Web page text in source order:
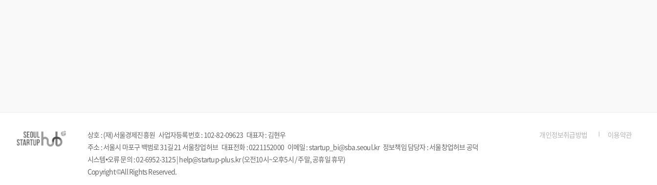
상호 : (재)서울경제진흥원 사업자등록번호 : 102-82-09623 대표자 : 김현우
주소 : 서울시 마포구 백범로 31길 21 서울창업허브 대표전화 : 0221152000 이메일 : startup_bi@sba.seoul.kr 정보책임 담당자 : 서울창업허브 공덕
시스템•오류 문의 : 02-6952-3125 | help@startup-plus.kr (오전10시~오후5시 / 주말, 공휴일 휴무)
Copyright ©All Rights Reserved.
개인정보취급방법 이용약관